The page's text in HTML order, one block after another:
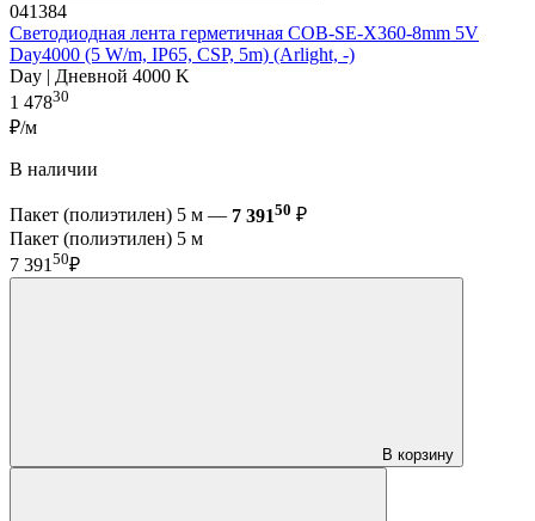
041384
Светодиодная лента герметичная COB-SE-X360-8mm 5V
Day4000 (5 W/m, IP65, CSP, 5m) (Arlight, -)
Day | Дневной 4000 K
1 47830
₽/м
В наличии
Пакет (полиэтилен) 5 м — 7 39150 ₽
Пакет (полиэтилен) 5 м
7 391 50₽
В корзину